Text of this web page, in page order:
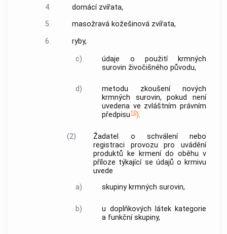
4.
domácí zvířata,
5.
masožravá kožešinová zvířata,
6.
ryby,
c) údaje o použití
krmných
surovin živočišného původu,
d)
metodu zkoušení nových
krmných surovin, pokud není
uvedena ve zvláštním právním
předpisu10).
(2)
Žadatel o schválení nebo
registraci provozu pro uvádění
produktů ke krmení do oběhu v
příloze týkající se údajů o krmivu
uvede
a)
skupiny krmných surovin,
b)
u doplňkových látek kategorie
a funkční skupiny,